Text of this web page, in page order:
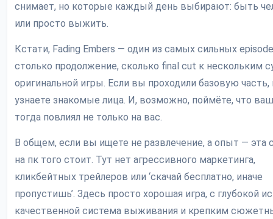
снимает, но которые каждый день выбирают: быть
или просто выжить.
Кстати, Fading Embers — один из самых сильных
столько продолжение, сколько final cut к нескольким
оригинальной игры. Если вы проходили базовую
узнаете знакомые лица. И, возможно, поймёте, что
тогда повлиял не только на вас.
В общем, если вы ищете не развлечение, а опыт — эта
на пк того стоит. Тут нет агрессивного маркетинга,
кликбейтных трейлеров или ‘скачай бесплатно, иначе
пропустишь’. Здесь просто хорошая игра, с глубокой
качественной система выживания и крепким